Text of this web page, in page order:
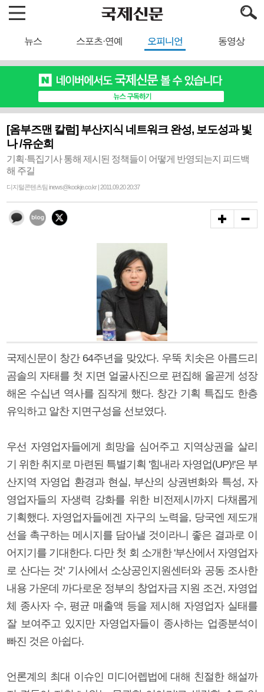
뉴스 스포츠·연예 오피니언 동영상
[옴부즈맨 칼럼] 부산지식 네트워크 완성, 보도성과 빛
나 /유순희
기획·특집기사 통해 제시된 정책들이 어떻게 반영되는지 피드백
해 주길
디지털콘텐츠팀 inews@kookje.co.kr | 2011.09.20 20:37
국제신문이 창간 64주년을 맞았다. 우뚝 치솟은 아름드리
곰솔의 자태를 첫 지면 얼굴사진으로 편집해 올곧게 성장
해온 수십년 역사를 짐작게 했다. 창간 기획 특집도 한층
유익하고 알찬 지면구성을 선보였다.
우선 자영업자들에게 희망을 심어주고 지역상권을 살리
기 위한 취지로 마련된 특별기획 '힘내라 자영업(UP)!'은 부
산지역 자영업 환경과 현실, 부산의 상권변화와 특성, 자
영업자들의 자생력 강화를 위한 비전제시까지 다채롭게
기획했다. 자영업자들에겐 자구의 노력을, 당국엔 제도개
선을 촉구하는 메시지를 담아낼 것이라니 좋은 결과로 이
어지기를 기대한다. 다만 첫 회 소개한 '부산에서 자영업자
로 산다는 것' 기사에서 소상공인지원센터와 공동 조사한
내용 가운데 까다로운 정부의 창업자금 지원 조건, 자영업
체 종사자 수, 평균 매출액 등을 제시해 자영업자 실태를
잘 보여주고 있지만 자영업자들이 종사하는 업종분석이
빠진 것은 아쉽다.
언론계의 최대 이슈인 미디어렙법에 대해 친절한 해설까